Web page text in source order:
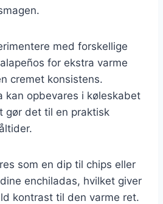
med forskellige
for ekstra varme
cremet konsistens.
kan opbevares i køleskabet
gør det til en praktisk
som en dip til chips eller
enchiladas, hvilket giver
kontrast til den varme ret.